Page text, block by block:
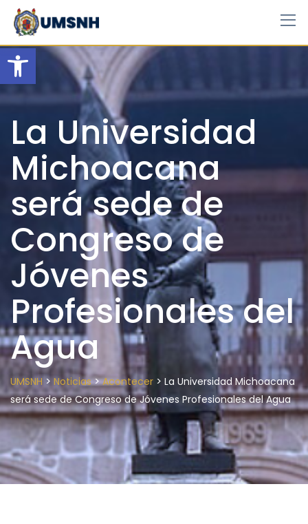
Open toolbar
Skip
content
La Universidad
Michoacana
será sede de
Congreso de
Jóvenes
Profesionales del
Agua
UMSNH > Noticias>Acontecer > La Universidad Michoacana
será sede de Congreso de Jóvenes Profesionales del Agua